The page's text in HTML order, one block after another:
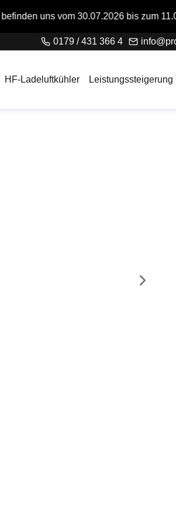
bis zum 11.08.2026 im
0179 / 431 366 4
HF-Ladeluftkühler Leistungssteigerung